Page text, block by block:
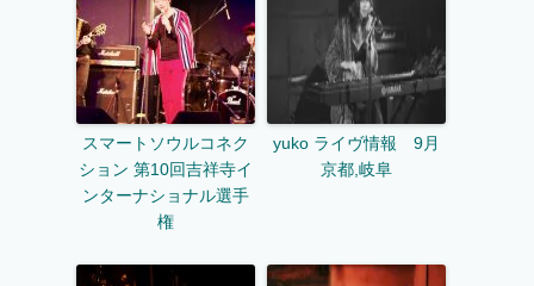
スマートソウルコネク
ション 第10回吉祥寺イ
ンターナショナル選手
権
yuko ライヴ情報 9月
京都,岐阜